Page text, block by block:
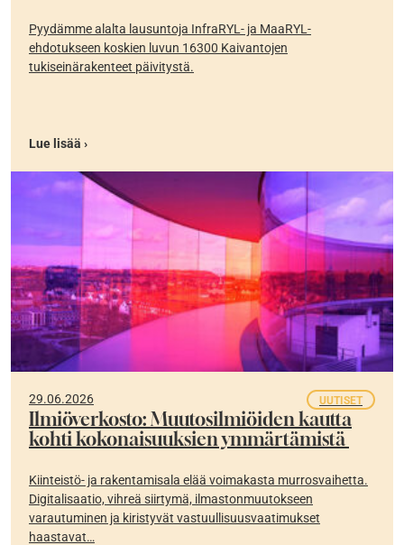
Pyydämme alalta lausuntoja InfraRYL- ja MaaRYL-
ehdotukseen koskien luvun 16300 Kaivantojen
tukiseinärakenteet päivitystä.
Lue lisää ›
29.06.2026 UUTISET
Ilmiöverkosto: Muutosilmiöiden kautta
kohti kokonaisuuksien ymmärtämistä
Kiinteistö- ja rakentamisala elää voimakasta murrosvaihetta.
Digitalisaatio, vihreä siirtymä, ilmastonmuutokseen
varautuminen ja kiristyvät vastuullisuusvaatimukset
haastavat…